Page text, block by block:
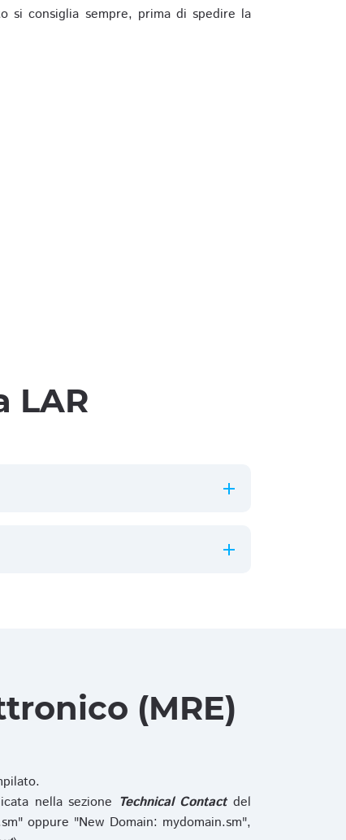
si consiglia sempre, prima di spedire la
LAR
(MRE)
nella sezione Technical Contactdel
oppure "New Domain: mydomain.sm",